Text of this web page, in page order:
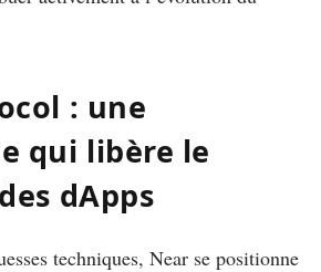
: une
qui libère le
dApps
techniques, Near se positionne